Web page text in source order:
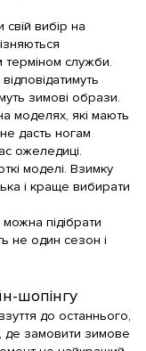
свій вибір на
терміном служби.
відповідатимуть
зимові образи.
моделях, які мають
дасть ногам
ожеледиці.
моделі. Взимку
і краще вибирати
підібрати
не один сезон і
шопінгу
до останнього,
де замовити зимове